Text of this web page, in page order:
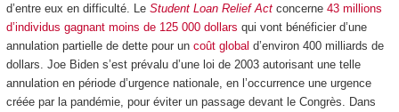
d’entre eux en difficulté. Le Student Loan Relief Actconcerne 43 millions
d’individus gagnant moins de 125 000 dollars qui vont bénéficier d’une
annulation partielle de dette pour un coût global d’environ 400 milliards de
dollars. Joe Biden s’est prévalu d’une loi de 2003 autorisant une telle
annulation en période d’urgence nationale, en l’occurrence une urgence
créée par la pandémie, pour éviter un passage devant le Congrès. Dans